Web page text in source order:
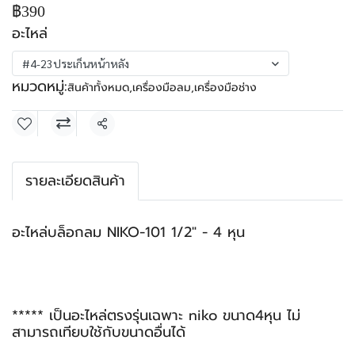
฿390
อะไหล่
#4-23ประเก็นหน้าหลัง
หมวดหมู่:สินค้าทั้งหมด,เครื่องมือลม,เครื่องมือช่าง
แชร์
รายละเอียดสินค้า
อะไหล่บล็อกลม NIKO-101 1/2" - 4 หุน
***** เป็นอะไหล่ตรงรุ่นเฉพาะ niko ขนาด4หุน ไม่
สามารถเทียบใช้กับขนาดอื่นได้